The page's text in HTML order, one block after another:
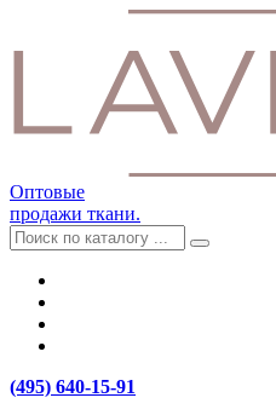
Оптовые
продажи ткани.
(495) 640-15-91